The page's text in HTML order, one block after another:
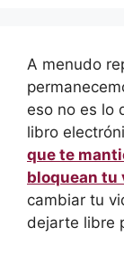
A menudo
eso no es lo
libro
que te
bloquean tu
cambiar tu
dejarte libre